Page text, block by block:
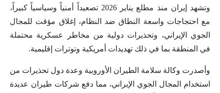
وتشهد إيران منذ مطلع يناير 2026 تصعيداً أمنياً وسياسياً كبيراً،
مع احتجاجات واسعة النطاق ضد النظام، إغلاق مؤقت للمجال
الجوي الإيراني، وتحذيرات دولية من مخاطر عسكرية محتملة
في المنطقة بما في ذلك تهديدات أمريكية وتوترات إقليمية.
وأصدرت وكالة سلامة الطيران الأوروبية وعدة دول تحذيرات من
استخدام المجال الجوي الإيراني، مما دفع شركات طيران عديدة